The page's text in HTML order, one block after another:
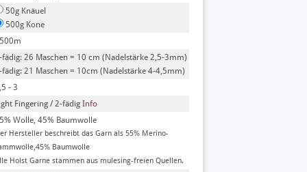
50g Knäuel
500g Kone
fädig: 26 Maschen = 10 cm (Nadelstärke 2,5-3mm)
fädig: 21 Maschen = 10cm (Nadelstärke 4-4,5mm)
- 3
Fingering / 2-fädig Info
Wolle, 45% Baumwolle
Hersteller beschreibt das Garn als 55% Merino-
Baumwolle
Holst Garne stammen aus mulesing-freien Quellen.